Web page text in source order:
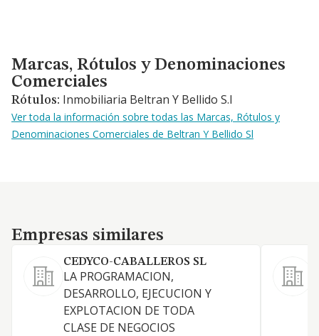
Marcas, Rótulos y Denominaciones Comerciales
Marcas, Rótulos y Denominaciones
Comerciales
Rótulos: Inmobiliaria Beltran Y Bellido S.l
Ver toda la información sobre todas las Marcas, Rótulos y
Denominaciones Comerciales de Beltran Y Bellido Sl
Empresas similares
Empresas similares
CEDYCO-CABALLEROS SL
LA PROGRAMACION,
DESARROLLO, EJECUCION Y
EXPLOTACION DE TODA
CLASE DE NEGOCIOS